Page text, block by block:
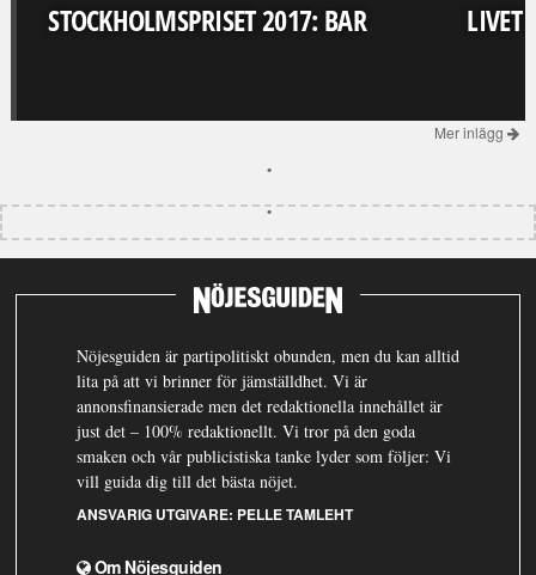
STOCKHOLMSPRISET 2017: BAR LIVET
Mer inlägg
Nöjesguiden är partipolitiskt obunden, men du kan alltid
lita på att vi brinner för jämställdhet. Vi är
annonsfinansierade men det redaktionella innehållet är
just det – 100% redaktionellt. Vi tror på den goda
smaken och vår publicistiska tanke lyder som följer: Vi
vill guida dig till det bästa nöjet.
ANSVARIG UTGIVARE: PELLE TAMLEHT
Om Nöjesguiden